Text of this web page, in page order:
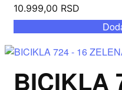
10.999,00 RSD
BICIKLA